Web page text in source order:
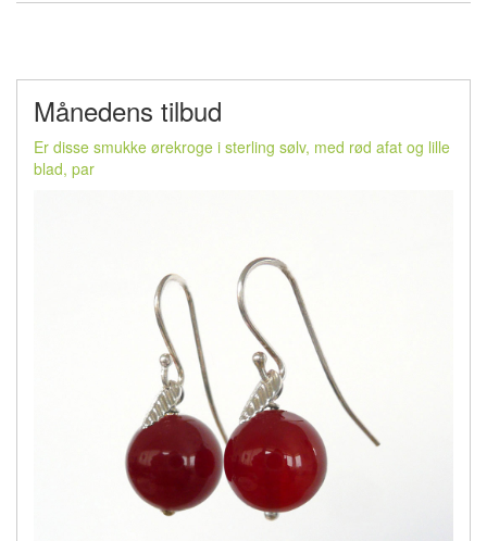
Månedens tilbud
Er disse smukke ørekroge i sterling sølv, med rød afat og lille
blad, par